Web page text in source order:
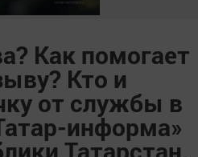
Как помогает
Кто и
от службы в
информа»